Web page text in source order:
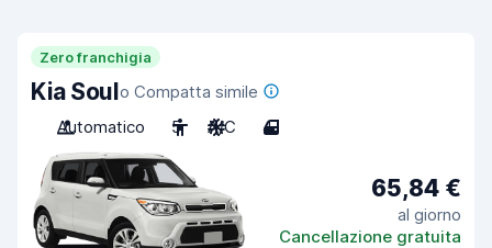
Zero franchigia
Kia Soulo Compatta simile
Automatico
5 A/C 4
65,84 €
al giorno
Cancellazione gratuita